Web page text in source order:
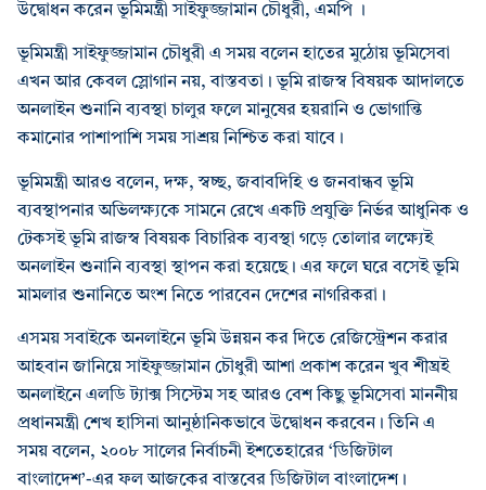
উদ্বোধন করেন ভূমিমন্ত্রী সাইফুজ্জামান চৌধুরী, এমপি ।
ভূমিমন্ত্রী সাইফুজ্জামান চৌধুরী এ সময় বলেন হাতের মুঠোয় ভূমিসেবা
এখন আর কেবল স্লোগান নয়, বাস্তবতা। ভূমি রাজস্ব বিষয়ক আদালতে
অনলাইন শুনানি ব্যবস্থা চালুর ফলে মানুষের হয়রানি ও ভোগান্তি
কমানোর পাশাপাশি সময় সাশ্রয় নিশ্চিত করা যাবে।
ভূমিমন্ত্রী আরও বলেন, দক্ষ, স্বচ্ছ, জবাবদিহি ও জনবান্ধব ভূমি
ব্যবস্থাপনার অভিলক্ষ্যকে সামনে রেখে একটি প্রযুক্তি নির্ভর আধুনিক ও
টেকসই ভূমি রাজস্ব বিষয়ক বিচারিক ব্যবস্থা গড়ে তোলার লক্ষ্যেই
অনলাইন শুনানি ব্যবস্থা স্থাপন করা হয়েছে। এর ফলে ঘরে বসেই ভূমি
মামলার শুনানিতে অংশ নিতে পারবেন দেশের নাগরিকরা।
এসময় সবাইকে অনলাইনে ভূমি উন্নয়ন কর দিতে রেজিস্ট্রেশন করার
আহবান জানিয়ে সাইফুজ্জামান চৌধুরী আশা প্রকাশ করেন খুব শীঘ্রই
অনলাইনে এলডি ট্যাক্স সিস্টেম সহ আরও বেশ কিছু ভূমিসেবা মাননীয়
প্রধানমন্ত্রী শেখ হাসিনা আনুষ্ঠানিকভাবে উদ্বোধন করবেন। তিনি এ
সময় বলেন, ২০০৮ সালের নির্বাচনী ইশতেহারের ‘ডিজিটাল
বাংলাদেশ’-এর ফল আজকের বাস্তবের ডিজিটাল বাংলাদেশ।